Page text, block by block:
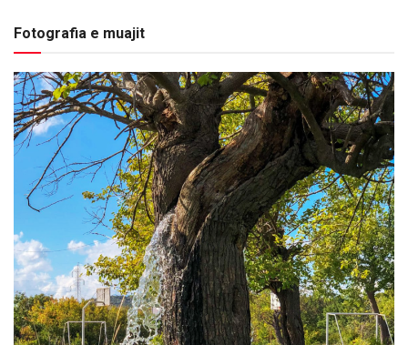
Fotografia e muajit